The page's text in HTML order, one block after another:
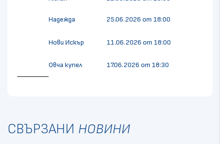
Надежда 25.06.2026 от 18:00
Нови Искър 11.06.2026 от 18:00
Овча купел 17.06.2026 от 18:30
СВЪРЗАНИ НОВИНИ